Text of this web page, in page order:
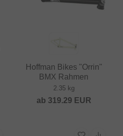
Hoffman Bikes "Orrin"
BMX Rahmen
2.35 kg
ab 319.29 EUR